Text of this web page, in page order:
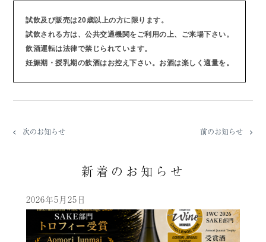
試飲及び販売は20歳以上の方に限ります。
試飲される方は、公共交通機関をご利用の上、ご来場下さい。
飲酒運転は法律で禁じられています。
妊娠期・授乳期の飲酒はお控え下さい。お酒は楽しく適量を。
次のお知らせ 前のお知らせ
新着のお知らせ
2026年5月25日